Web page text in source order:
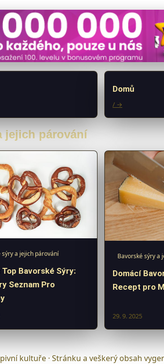
Domů
/ →
jejich párování
sýry a jejich párování
Bavorské Sýry:
Seznam Pro
Bavorské sýry a
Domácí
Recept pro
29. 9. 2025
kultuře · Stránku a veškerý obsah